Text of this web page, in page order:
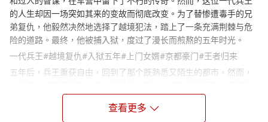
的人生却因一场突如其来的变故而彻底改变。为了替惨遭毒手的兄
弟复仇，他毅然决然地选择了越境犯法，踏上了一条充满荆棘与危
险的道路。最终，他被捕入狱，度过了漫长而煎熬的五年时光。
一代兵王#越境复仇#入狱五年#上门女婿#京都豪门#王者归来
五年后，兵王重获自由，回到了那个既熟悉又陌生的都市。然而，
了上门女婿，日日忍受着妻家的欺辱与白眼。而自己，因为那段入
狱的经历，也被所有人鄙夷和排斥，仿佛成了一个不可触碰的污
查看更多